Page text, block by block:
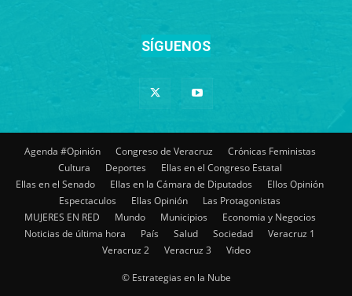
SÍGUENOS
Agenda #Opinión Congreso de Veracruz
Crónicas Feministas
Cultura
Deportes
Ellas en el Congreso Estatal
Ellas en el Senado
Ellas en la Cámara de Diputados
Ellos Opinión
Espectaculos
Ellas Opinión
Las Protagonistas
MUJERES EN RED
Mundo Municipios
Economia y Negocios
Noticias de última hora
País Salud Sociedad
Veracruz 1
Veracruz 2
Veracruz 3 Video
© Estrategias en la Nube